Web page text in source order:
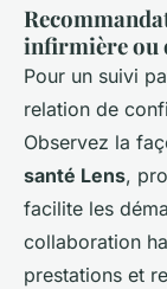
infirmière ou
Pour un suivi
relation de
Observez la
santé Lens,
facilite les
collaboration
prestations et